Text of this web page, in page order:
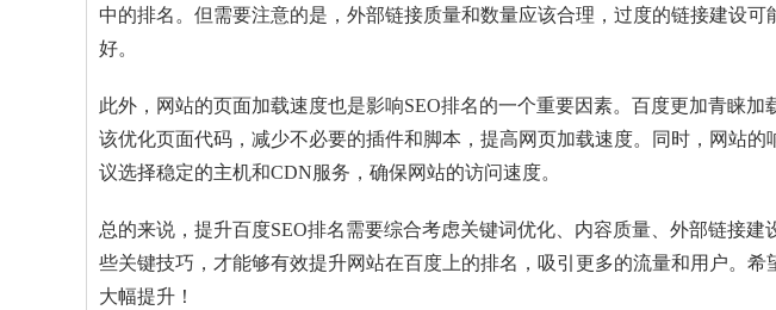
中的排名。但需要注意的是，外部链接质量和数量应该合理，过度的链接建设
好。
此外，网站的页面加载速度也是影响SEO排名的一个重要因素。百度更加青睐
该优化页面代码，减少不必要的插件和脚本，提高网页加载速度。同时，网站
议选择稳定的主机和CDN服务，确保网站的访问速度。
总的来说，提升百度SEO排名需要综合考虑关键词优化、内容质量、外部链接
些关键技巧，才能够有效提升网站在百度上的排名，吸引更多的流量和用户。
大幅提升！